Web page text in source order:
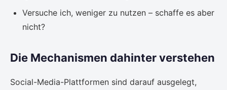
Versuche ich, weniger zu nutzen – schaffe es aber
nicht?
Die Mechanismen dahinter verstehen
Social-Media-Plattformen sind darauf ausgelegt,